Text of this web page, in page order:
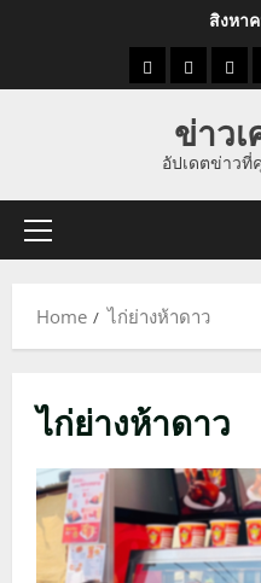
สิงหา
ราคาแนว
ราคา
ทอง
ข่าว
นี้
ข่าว
อัปเดตข่าว
Primary
Home ไก่ย่างห้าดาว
ไก่ย่างห้าดาว